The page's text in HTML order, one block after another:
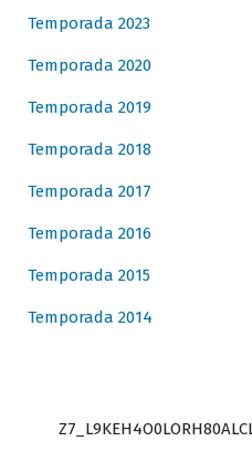
Temporada 2023
Temporada 2020
Temporada 2019
Temporada 2018
Temporada 2017
Temporada 2016
Temporada 2015
Temporada 2014